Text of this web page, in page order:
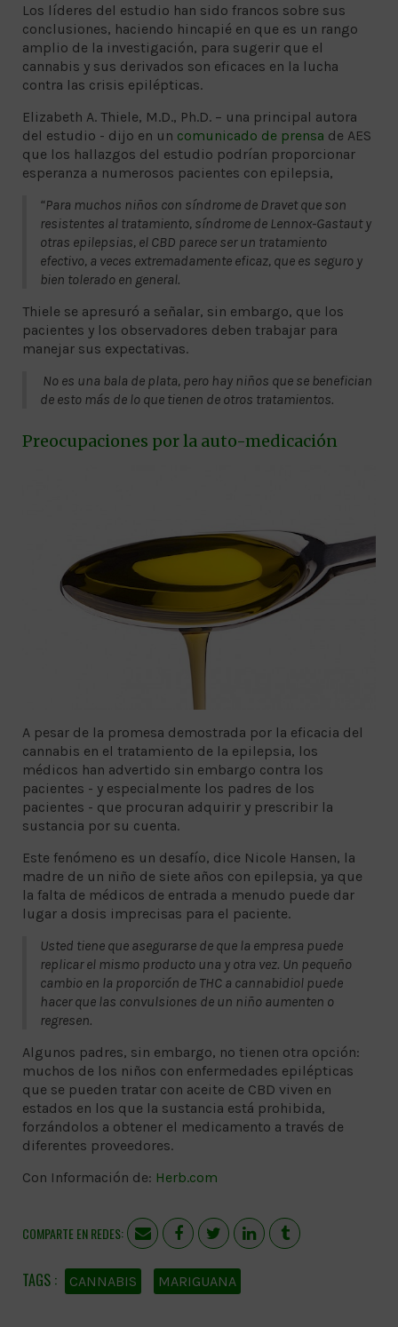
Los líderes del estudio han sido francos sobre sus
conclusiones, haciendo hincapié en que es un rango
amplio de la investigación, para sugerir que el
cannabis y sus derivados son eficaces en la lucha
contra las crisis epilépticas.
Elizabeth A. Thiele, M.D., Ph.D. – una principal autora
del estudio - dijo en un comunicado de prensa de AES
que los hallazgos del estudio podrían proporcionar
esperanza a numerosos pacientes con epilepsia,
“Para muchos niños con síndrome de Dravet que son
resistentes al tratamiento, síndrome de Lennox-Gastaut y
otras epilepsias, el CBD parece ser un tratamiento
efectivo, a veces extremadamente eficaz, que es seguro y
bien tolerado en general.
Thiele se apresuró a señalar, sin embargo, que los
pacientes y los observadores deben trabajar para
manejar sus expectativas.
No es una bala de plata, pero hay niños que se benefician
de esto más de lo que tienen de otros tratamientos.
Preocupaciones por la auto-medicación
A pesar de la promesa demostrada por la eficacia del
cannabis en el tratamiento de la epilepsia, los
médicos han advertido sin embargo contra los
pacientes - y especialmente los padres de los
pacientes - que procuran adquirir y prescribir la
sustancia por su cuenta.
Este fenómeno es un desafío, dice Nicole Hansen, la
madre de un niño de siete años con epilepsia, ya que
la falta de médicos de entrada a menudo puede dar
lugar a dosis imprecisas para el paciente.
Usted tiene que asegurarse de que la empresa puede
replicar el mismo producto una y otra vez. Un pequeño
cambio en la proporción de THC a cannabidiol puede
hacer que las convulsiones de un niño aumenten o
regresen.
Algunos padres, sin embargo, no tienen otra opción:
muchos de los niños con enfermedades epilépticas
que se pueden tratar con aceite de CBD viven en
estados en los que la sustancia está prohibida,
forzándolos a obtener el medicamento a través de
diferentes proveedores.
Con Información de: Herb.com
COMPARTE EN REDES:
CANNABIS MARIGUANA